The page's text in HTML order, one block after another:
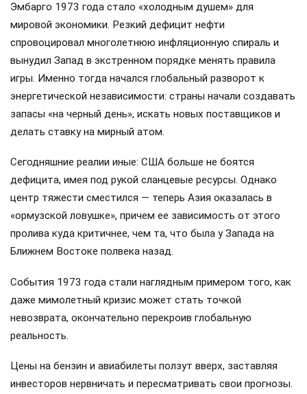
Эмбарго 1973 года стало «холодным душем» для
мировой экономики. Резкий дефицит нефти
спровоцировал многолетнюю инфляционную спираль и
вынудил Запад в экстренном порядке менять правила
игры. Именно тогда начался глобальный разворот к
энергетической независимости: страны начали создавать
запасы «на черный день», искать новых поставщиков и
делать ставку на мирный атом.
Сегодняшние реалии иные: США больше не боятся
дефицита, имея под рукой сланцевые ресурсы. Однако
центр тяжести сместился — теперь Азия оказалась в
«ормузской ловушке», причем ее зависимость от этого
пролива куда критичнее, чем та, что была у Запада на
Ближнем Востоке полвека назад.
События 1973 года стали наглядным примером того, как
даже мимолетный кризис может стать точкой
невозврата, окончательно перекроив глобальную
реальность.
Цены на бензин и авиабилеты ползут вверх, заставляя
инвесторов нервничать и пересматривать свои прогнозы.